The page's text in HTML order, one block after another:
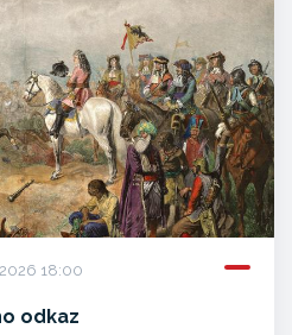
18:00
odkaz